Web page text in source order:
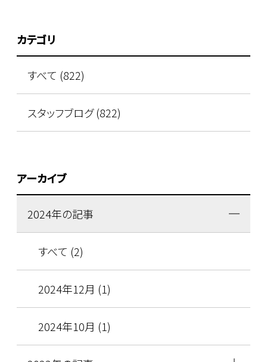
カテゴリ
すべて (822)
スタッフブログ (822)
アーカイブ
2024年の記事
すべて (2)
2024年12月 (1)
2024年10月 (1)